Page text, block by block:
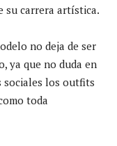
su carrera artística.
no deja de ser
ya que no duda en
sociales los outfits
toda